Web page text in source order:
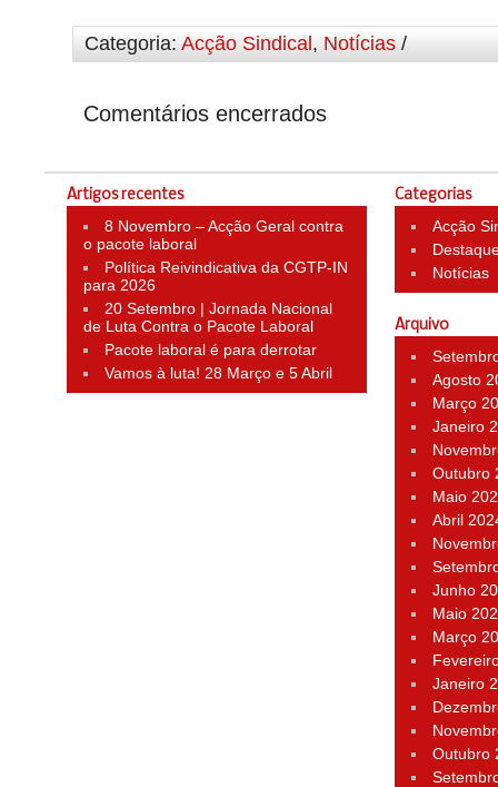
Categoria: Acção Sindical , Notícias /
Comentários encerrados
Artigos recentes
8 Novembro – Acção Geral contra
o pacote laboral
Política Reivindicativa da CGTP-IN
para 2026
20 Setembro | Jornada Nacional
de Luta Contra o Pacote Laboral
Pacote laboral é para derrotar
Vamos à luta! 28 Março e 5 Abril
Categorias
Acção
Notícias
Arquivo
Agosto
Março
Janeiro
Outubro
Maio
Abril
Junho
Maio
Março
Janeiro
Outubro